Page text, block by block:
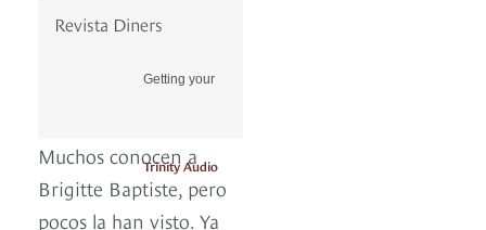
Revista Diners
Getting your
Trinity Audio
Muchos conocen a
Brigitte Baptiste, pero
pocos la han visto. Ya